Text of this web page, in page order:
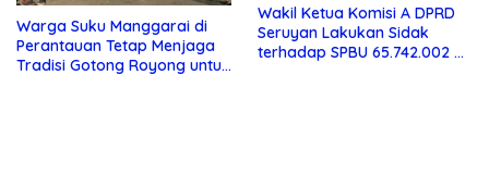
Warga Suku Manggarai di
Perantauan Tetap Menjaga
Tradisi Gotong Royong untuk
Wakil Ketua Komisi A DPRD
Seruyan Lakukan Sidak
terhadap SPBU 65.742.002 di